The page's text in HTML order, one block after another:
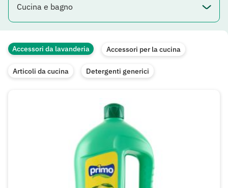
Accessori da lavanderia Accessori per la cucina
Articoli da cucina Detergenti generici